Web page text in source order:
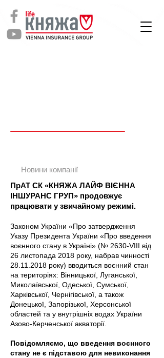
Новини компанії
ПрАТ СК «КНЯЖА ЛАЙФ ВІЄННА
ІНШУРАНС ГРУП» продовжує
працювати у звичайному режимі.
Законом України «Про затвердження
Указу Президента України «Про введення
воєнного стану в Україні» (№ 2630-VІІІ від
26 листопада 2018 року, набрав чинності
28.11.2018 року) вводиться воєнний стан
на територіях: Вінницької, Луганської,
Миколаївської, Одеської, Сумської,
Харківської, Чернігівської, а також
Донецької, Запорізької, Херсонської
областей та у внутрішніх водах України
Азово-Керченської акваторії.
Повідомляємо, що введення воєнного
стану не є підставою для невиконання